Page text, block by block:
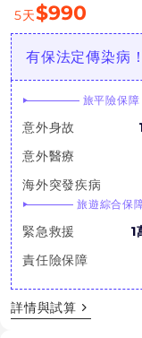
5天$990
旅平險保障
意外身故
意外醫療
海外突發疾病
旅遊綜合保
緊急救援
1
責任險保障
詳情與試算